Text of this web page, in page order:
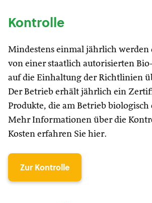
Kontrolle
Mindestens einmal jährlich werden
von einer staatlich autorisierten
auf die Einhaltung der Richtlinien
Der Betrieb erhält jährlich ein
Produkte, die am Betrieb biologisch
Mehr Informationen über die
Kosten erfahren Sie hier.
Zur Kontrolle